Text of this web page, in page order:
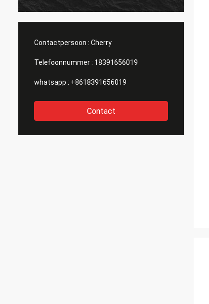
Contactpersoon : Cherry
Telefoonnummer : 18391656019
whatsapp : +8618391656019
Contact